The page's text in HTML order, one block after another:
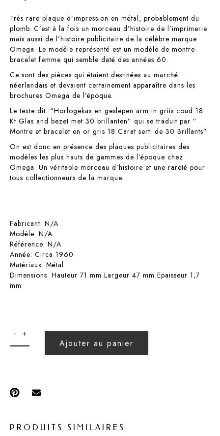
Très rare plaque d’impression en métal, probablement du
plomb. C’est à la fois un morceau d’histoire de l’imprimerie
mais aussi de l’histoire publicitaire de la célèbre marque
Omega. Le modèle représenté est un modèle de montre-
bracelet femme qui semble daté des années 60.
Ce sont des pièces qui étaient destinées au marché
néerlandais et devaient certainement apparaître dans les
brochures Omega de l’époque.
Le texte dit: “Horlogekas en geslepen arm in griis coud 18
Kt Glas and bezet met 30 brillanten” qui se traduit par ”
Montre et bracelet en or gris 18 Carat serti de 30 Brillants”.
On est donc en présence des plaques publicitaires des
modèles les plus hauts de gammes de l’époque chez
Omega. Un véritable morceau d’histoire et une rareté pour
tous collectionneurs de la marque.
Fabricant: N/A
Modèle: N/A
Référence: N/A
Année: Circa 1960
Matériaux: Métal
Dimensions: Hauteur 71 mm Largeur 47 mm Epaisseur 1,7
mm
Ajouter au panier
PRODUITS SIMILAIRES